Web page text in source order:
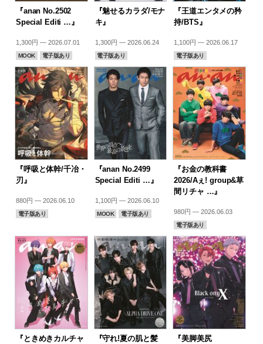
『anan No.2502
Special Editi …』
1,300円 — 2026.07.01
MOOK 電子版あり
『魅せるカラダ/モナ
キ』
1,300円 — 2026.06.24
電子版あり
『王道エンタメの矜
持/BTS』
1,100円 — 2026.06.17
電子版あり
『呼吸と体幹/千冶・
刃』
880円 — 2026.06.10
電子版あり
『anan No.2499
Special Editi …』
1,100円 — 2026.06.10
MOOK 電子版あり
『お金の教科書
2026/Aぇ! group&草
間リチャ …』
980円 — 2026.06.03
電子版あり
『ときめきカルチャ
『守れ!夏の肌と髪
『美脚美尻